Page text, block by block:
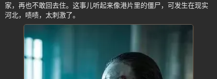
家，再也不敢回去住。这事儿听起来像港片里的僵尸，可发生在现实
河北，啧啧，太刺激了。